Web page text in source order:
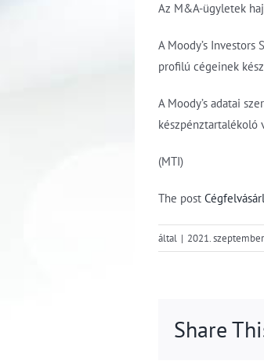
Az M&A-ügyletek
A Moody’s
profilú cégeinek
A Moody’s adatai
készpénztartalékoló
(MTI)
The post
által | 2021.
Share